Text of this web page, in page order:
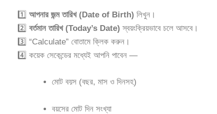
1️⃣আপনার জন্ম তারিখ (Date of Birth) লিখুন।
2️⃣বর্তমান তারিখ (Today’s Date) স্বয়ংক্রিয়ভাবে চলে আসবে।
3️⃣ “Calculate” বোতামে ক্লিক করুন।
4️⃣ কয়েক সেকেন্ডের মধ্যেই আপনি পাবেন —
মোট বয়স (বছর, মাস ও দিনসহ)
বয়সের মোট দিন সংখ্যা